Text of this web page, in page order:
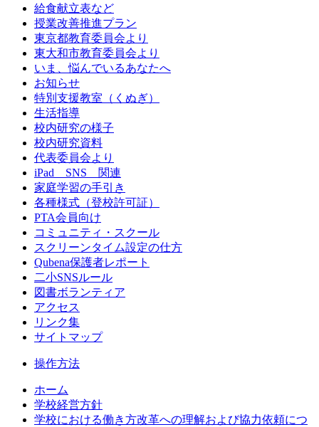
給食献立表など
授業改善推進プラン
東京都教育委員会より
東大和市教育委員会より
いま、悩んでいるあなたへ
お知らせ
特別支援教室（くぬぎ）
生活指導
校内研究の様子
校内研究資料
代表委員会より
iPad SNS 関連
家庭学習の手引き
各種様式（登校許可証）
PTA会員向け
コミュニティ・スクール
スクリーンタイム設定の仕方
Qubena保護者レポート
二小SNSルール
図書ボランティア
アクセス
リンク集
サイトマップ
操作方法
ホーム
学校経営方針
学校における働き方改革への理解および協力依頼につ